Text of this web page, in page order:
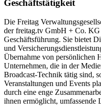
Geschäftstätigkeit
Die Freitag
der freitag.tv GmbH + Co.
Geschäftsführung. Sie bietet
und
Übernahme von persönlichen
Unternehmen, die in der
Broadcast-Technik tätig sind,
Veranstaltungen und Events
durch eine enge
ihnen ermöglicht, umfassende